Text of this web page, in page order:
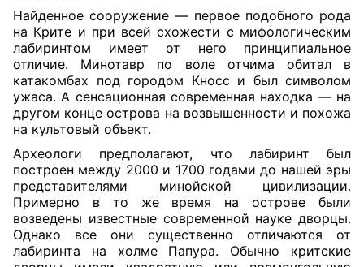
Найденное сооружение — первое подобного рода
на Крите и при всей схожести с мифологическим
лабиринтом имеет от него принципиальное
отличие. Минотавр по воле отчима обитал в
катакомбах под городом Кносс и был символом
ужаса. А сенсационная современная находка — на
другом конце острова на возвышенности и похожа
на культовый объект.
Археологи предполагают, что лабиринт был
построен между 2000 и 1700 годами до нашей эры
представителями минойской цивилизации.
Примерно в то же время на острове были
возведены известные современной науке дворцы.
Однако все они существенно отличаются от
лабиринта на холме Папура. Обычно критские